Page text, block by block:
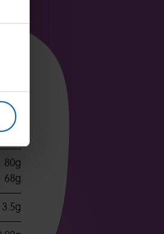
<0.5g
80g
68g
3.5g